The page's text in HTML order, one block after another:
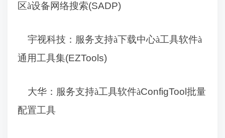
区à设备网络搜索(SADP)
宇视科技：服务支持à下载中心à工具软件à
通用工具集(EZTools)
大华：服务支持à工具软件àConfigTool 批量
配置工具